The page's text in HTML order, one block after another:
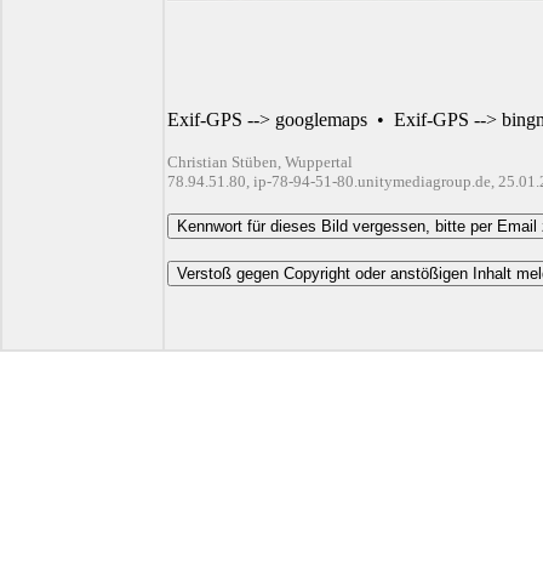
Exif-GPS --> googlemaps • Exif-GPS -->
Christian Stüben, Wuppertal
78.94.51.80, ip-78-94-51-80.unitymediagroup.de,